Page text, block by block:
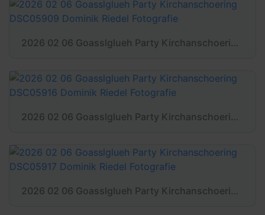
2026 02 06 Goasslglueh Party Kirchanschoering DSC05909 Dominik Riedel Fotografie
2026 02 06 Goasslglueh Party Kirchanschoering DSC05916 Dominik Riedel Fotografie
2026 02 06 Goasslglueh Party Kirchanschoering DSC05917 Dominik Riedel Fotografie